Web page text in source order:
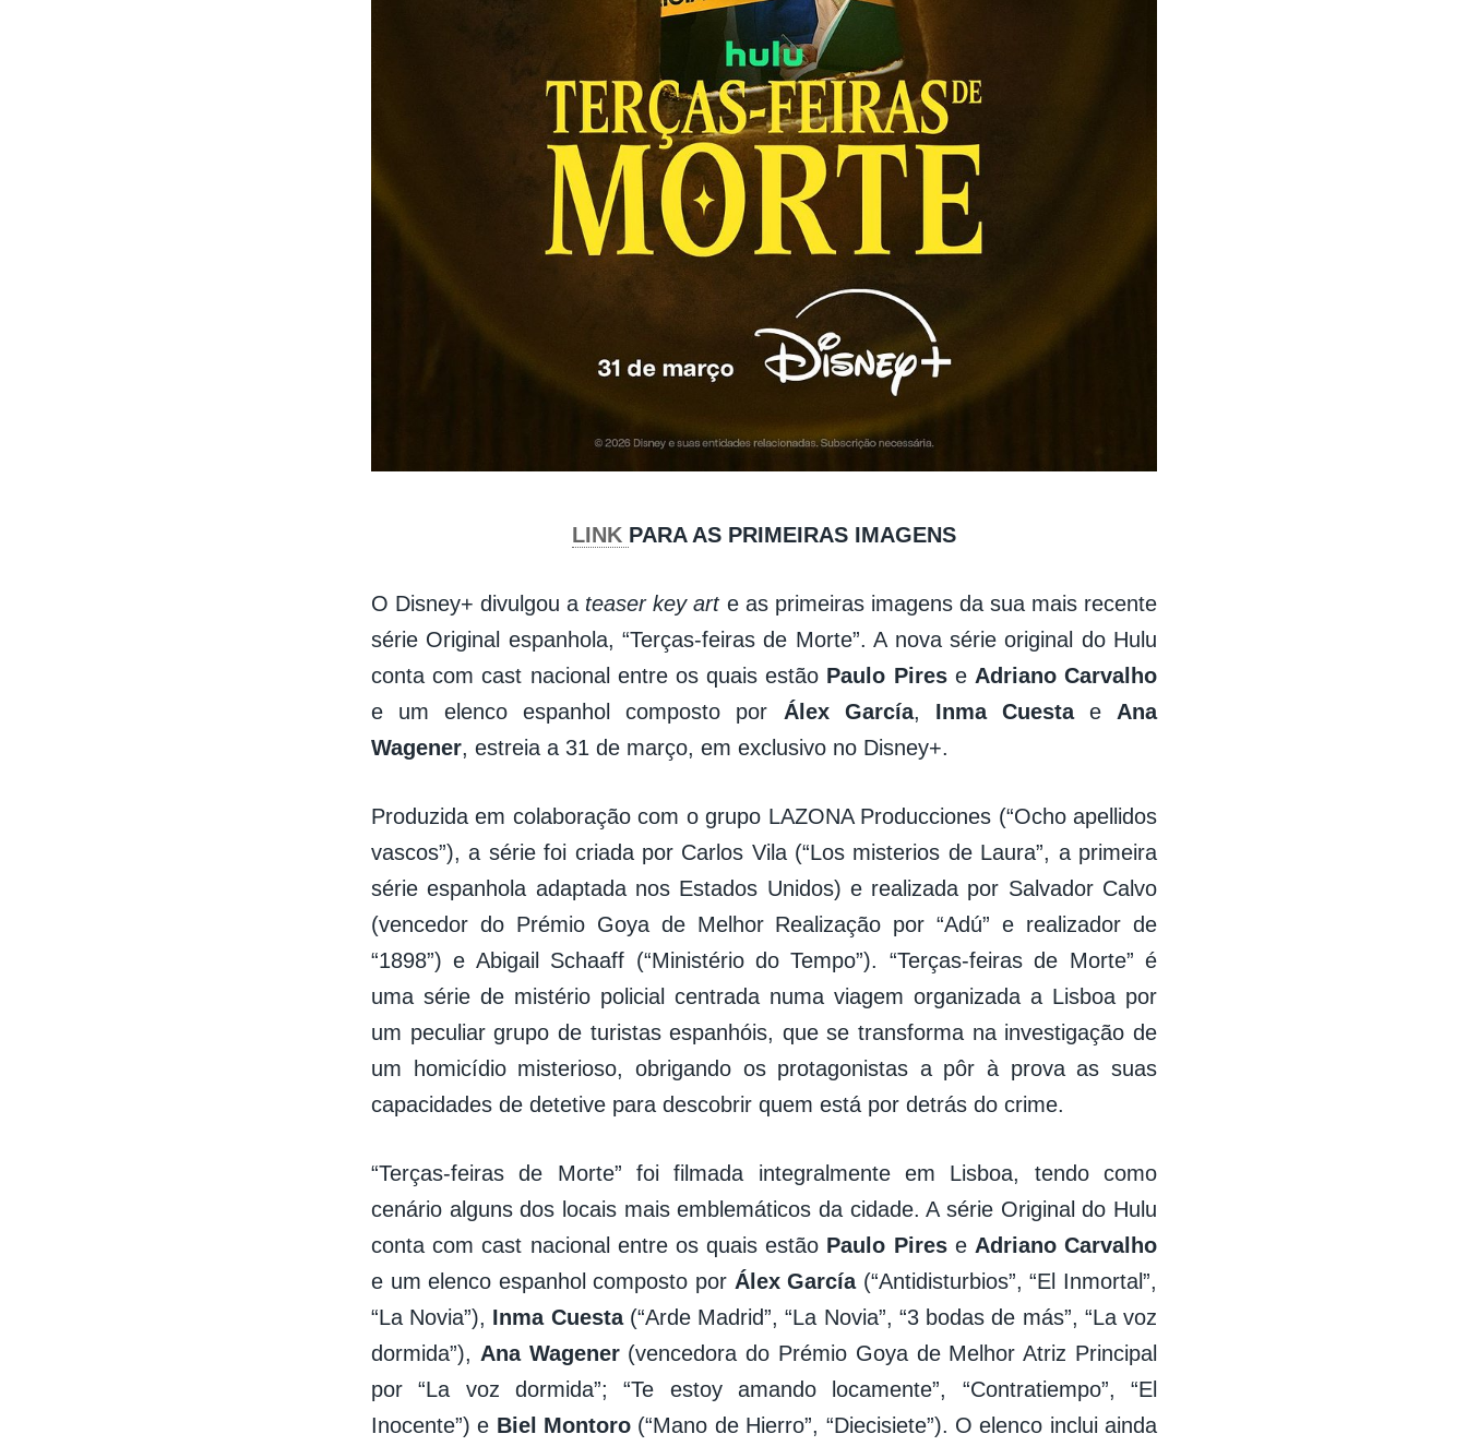
LINK PARA AS PRIMEIRAS IMAGENS
O Disney+ divulgou a teaser key arte as primeiras imagens da sua mais recente
série Original espanhola, “Terças-feiras de Morte”. A nova série original do Hulu
conta com cast nacional entre os quais estão Paulo Pirese Adriano Carvalho
e um elenco espanhol composto por Álex García, Inma Cuestae Ana
Wagener, estreia a 31 de março, em exclusivo no Disney+.
Produzida em colaboração com o grupo LAZONA Producciones (“Ocho apellidos
vascos”), a série foi criada por Carlos Vila (“Los misterios de Laura”, a primeira
série espanhola adaptada nos Estados Unidos) e realizada por Salvador Calvo
(vencedor do Prémio Goya de Melhor Realização por “Adú” e realizador de
“1898”) e Abigail Schaaff (“Ministério do Tempo”). “Terças-feiras de Morte” é
uma série de mistério policial centrada numa viagem organizada a Lisboa por
um peculiar grupo de turistas espanhóis, que se transforma na investigação de
um homicídio misterioso, obrigando os protagonistas a pôr à prova as suas
capacidades de detetive para descobrir quem está por detrás do crime.
“Terças-feiras de Morte” foi filmada integralmente em Lisboa, tendo como
cenário alguns dos locais mais emblemáticos da cidade. A série Original do Hulu
conta com cast nacional entre os quais estão Paulo Pirese Adriano Carvalho
e um elenco espanhol composto por Álex García(“Antidisturbios”, “El Inmortal”,
“La Novia”), Inma Cuesta (“Arde Madrid”, “La Novia”, “3 bodas de más”, “La voz
dormida”), Ana Wagener(vencedora do Prémio Goya de Melhor Atriz Principal
por “La voz dormida”; “Te estoy amando locamente”, “Contratiempo”, “El
Inocente”) e Biel Montoro (“Mano de Hierro”, “Diecisiete”). O elenco inclui ainda